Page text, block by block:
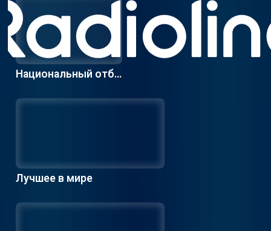
Национальный отбо
Лучшее в мире